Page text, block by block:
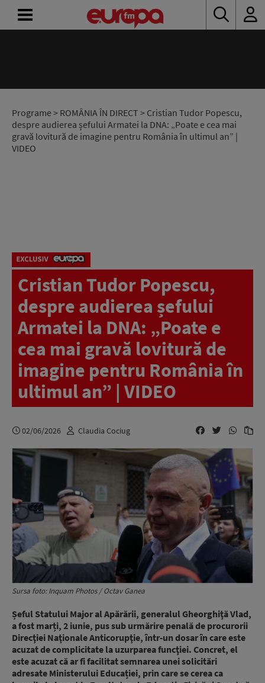
Programe> ROMÂNIA ÎN DIRECT > Cristian Tudor Popescu,
despre audierea șefului Armatei la DNA: „Poate e cea mai
gravă lovitură de imagine pentru România în ultimul an” |
VIDEO
Cristian Tudor Popescu,
despre audierea șefului
Armatei la DNA: „Poate e
cea mai gravă lovitură de
imagine pentru România în
ultimul an” | VIDEO
02/06/2026 Claudia Cociug
Sursa foto: Inquam Photos / Octav Ganea
Șeful Statului Major al Apărării, generalul Gheorghiţă Vlad,
a fost marți, 2 iunie, pus sub urmărire penală de procurorii
Direcţiei Naţionale Anticorupţie, într-un dosar în care este
acuzat de complicitate la uzurparea funcţiei. Concret, el
este acuzat că ar fi facilitat semnarea unei solicitări
adresate Ministerului Educației, prin care se cerea ca
RADIO
CONCURSURI